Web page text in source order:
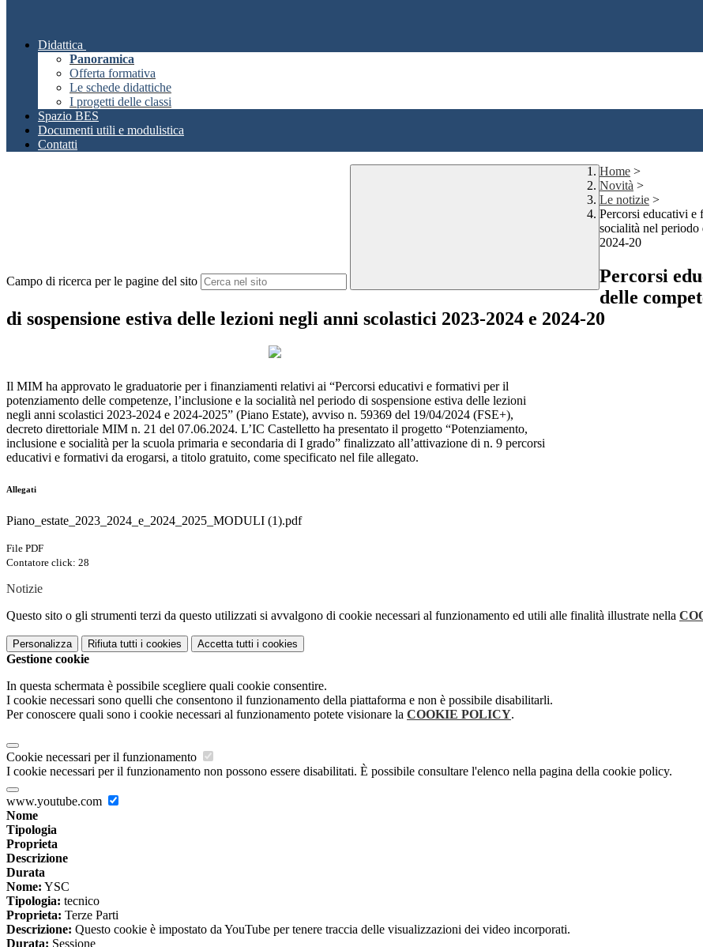
Didattica
Panoramica
Offerta formativa
Le schede didattiche
I progetti delle classi
Spazio BES
Documenti utili e modulistica
Contatti
Campo di ricerca per le pagine del sito
Home >
Novità >
Le notizie >
Percorsi educativi e
socialità nel periodo
2024-20
Percorsi
delle
di sospensione estiva delle lezioni negli anni scolastici 2023-2024 e 2024-20
Il MIM ha approvato le graduatorie per i finanziamenti relativi ai “Percorsi educativi e formativi per il
potenziamento delle competenze, l’inclusione e la socialità nel periodo di sospensione estiva delle lezioni
negli anni scolastici 2023-2024 e 2024-2025” (Piano Estate), avviso n. 59369 del 19/04/2024 (FSE+),
decreto direttoriale MIM n. 21 del 07.06.2024. L’IC Castelletto ha presentato il progetto “Potenziamento,
inclusione e socialità per la scuola primaria e secondaria di I grado” finalizzato all’attivazione di n. 9 percorsi
educativi e formativi da erogarsi, a titolo gratuito, come specificato nel file allegato.
Allegati
Piano_estate_2023_2024_e_2024_2025_MODULI (1).pdf
File PDF
Contatore click: 28
Notizie
Questo sito o gli strumenti terzi da questo utilizzati si avvalgono di cookie necessari al funzionamento ed utili alle finalità illustrate nella
Personalizza Rifiuta tutti i cookies Accetta tutti i cookies
Gestione cookie
In questa schermata è possibile scegliere quali cookie consentire.
I cookie necessari sono quelli che consentono il funzionamento della piattaforma e non è possibile disabilitarli.
Per conoscere quali sono i cookie necessari al funzionamento potete visionare la COOKIE POLICY.
Cookie necessari per il funzionamento
I cookie necessari per il funzionamento non possono essere disabilitati. È possibile consultare l'elenco nella pagina della cookie policy.
www.youtube.com
Nome
Tipologia
Proprieta
Descrizione
Durata
Nome: YSC
Tipologia: tecnico
Proprieta: Terze Parti
Descrizione: Questo cookie è impostato da YouTube per tenere traccia delle visualizzazioni dei video incorporati.
Durata: Sessione